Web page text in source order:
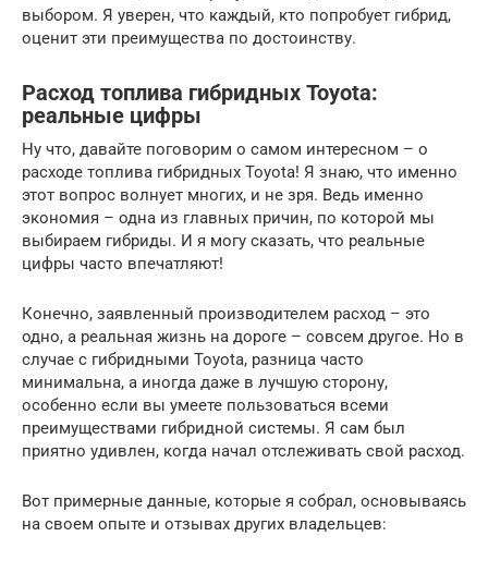
выбором. Я уверен, что каждый, кто попробует гибрид,
оценит эти преимущества по достоинству.
Расход топлива гибридных Toyota:
реальные цифры
Ну что, давайте поговорим о самом интересном – о
расходе топлива гибридных Toyota! Я знаю, что именно
этот вопрос волнует многих, и не зря. Ведь именно
экономия – одна из главных причин, по которой мы
выбираем гибриды. И я могу сказать, что реальные
цифры часто впечатляют!
Конечно, заявленный производителем расход – это
одно, а реальная жизнь на дороге – совсем другое. Но в
случае с гибридными Toyota, разница часто
минимальна, а иногда даже в лучшую сторону,
особенно если вы умеете пользоваться всеми
преимуществами гибридной системы. Я сам был
приятно удивлен, когда начал отслеживать свой расход.
Вот примерные данные, которые я собрал, основываясь
на своем опыте и отзывах других владельцев: